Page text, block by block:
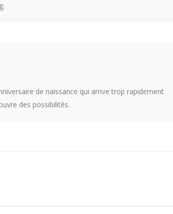
de naissance qui arrive trop rapidement
des possibilités.